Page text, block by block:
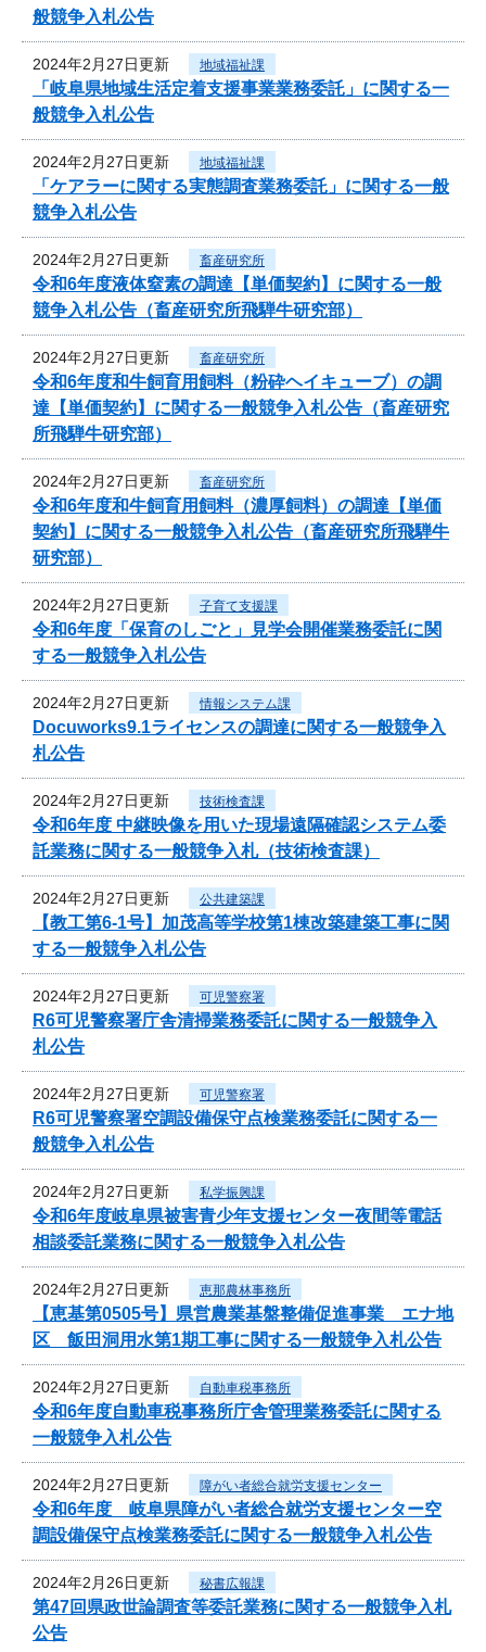
般競争入札公告
2024年2月27日更新 地域福祉課
「岐阜県地域生活定着支援事業業務委託」に関する一
般競争入札公告
2024年2月27日更新 地域福祉課
「ケアラーに関する実態調査業務委託」に関する一般
競争入札公告
2024年2月27日更新 畜産研究所
令和6年度液体窒素の調達【単価契約】に関する一般
競争入札公告（畜産研究所飛騨牛研究部）
2024年2月27日更新 畜産研究所
令和6年度和牛飼育用飼料（粉砕ヘイキューブ）の調
達【単価契約】に関する一般競争入札公告（畜産研究
所飛騨牛研究部）
2024年2月27日更新 畜産研究所
令和6年度和牛飼育用飼料（濃厚飼料）の調達【単価
契約】に関する一般競争入札公告（畜産研究所飛騨牛
研究部）
2024年2月27日更新 子育て支援課
令和6年度「保育のしごと」見学会開催業務委託に関
する一般競争入札公告
2024年2月27日更新 情報システム課
Docuworks9.1ライセンスの調達に関する一般競争入
札公告
2024年2月27日更新 技術検査課
令和6年度 中継映像を用いた現場遠隔確認システム委
託業務に関する一般競争入札（技術検査課）
2024年2月27日更新 公共建築課
【教工第6-1号】加茂高等学校第1棟改築建築工事に関
する一般競争入札公告
2024年2月27日更新 可児警察署
R6可児警察署庁舎清掃業務委託に関する一般競争入
札公告
2024年2月27日更新 可児警察署
R6可児警察署空調設備保守点検業務委託に関する一
般競争入札公告
2024年2月27日更新 私学振興課
令和6年度岐阜県被害青少年支援センター夜間等電話
相談委託業務に関する一般競争入札公告
2024年2月27日更新 恵那農林事務所
【恵基第0505号】県営農業基盤整備促進事業 エナ地
区 飯田洞用水第1期工事に関する一般競争入札公告
2024年2月27日更新 自動車税事務所
令和6年度自動車税事務所庁舎管理業務委託に関する
一般競争入札公告
2024年2月27日更新 障がい者総合就労支援センター
令和6年度 岐阜県障がい者総合就労支援センター空
調設備保守点検業務委託に関する一般競争入札公告
2024年2月26日更新 秘書広報課
第47回県政世論調査等委託業務に関する一般競争入札
公告